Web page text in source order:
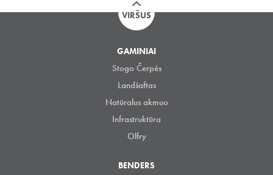
VIRŠUS
GAMINIAI
Stogo Čerpės
Landšaftas
Natūralus akmuo
Infrastruktūra
Olfry
BENDERS